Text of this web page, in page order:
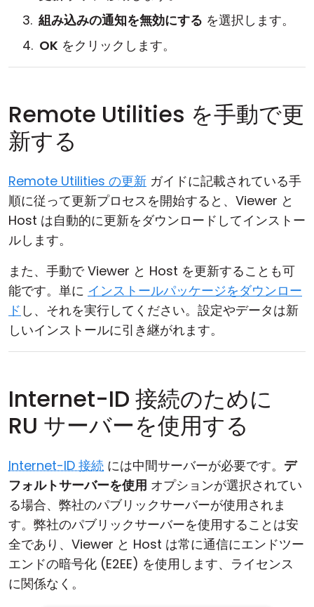
組み込みの通知を無効にする を選択します。
OK をクリックします。
Remote Utilities を手動で更
新する
Remote Utilities の更新 ガイドに記載されている手
順に従って更新プロセスを開始すると、Viewer と
Host は自動的に更新をダウンロードしてインストー
ルします。
また、手動で Viewer と Host を更新することも可
能です。単に インストールパッケージをダウンロー
ド し、それを実行してください。設定やデータは新
しいインストールに引き継がれます。
Internet-ID 接続のために
RU サーバーを使用する
Internet-ID 接続 には中間サーバーが必要です。 デ
フォルトサーバーを使用 オプションが選択されてい
る場合、弊社のパブリックサーバーが使用されま
す。弊社のパブリックサーバーを使用することは安
全であり、Viewer と Host は常に通信にエンドツー
エンドの暗号化 (E2EE) を使用します、ライセンス
に関係なく。